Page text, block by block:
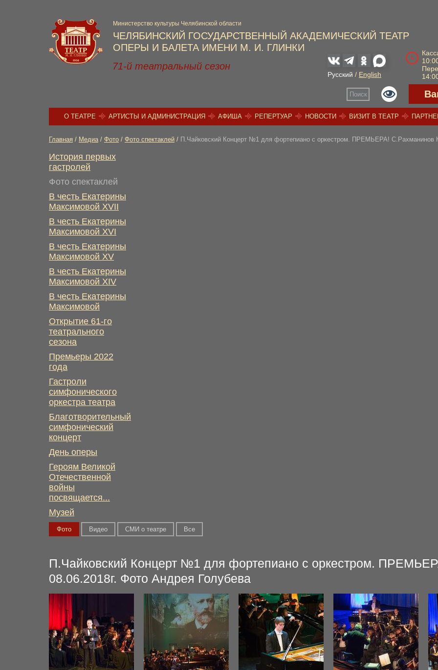
ЧЕЛЯБИНСКИЙ ГОСУДАРСТВЕННЫЙ АКАДЕМИЧЕСКИЙ ТЕАТР
ОПЕРЫ И БАЛЕТА ИМЕНИ М. И. ГЛИНКИ
Министерство культуры Челябинской области
Русский / English
71-й театральный сезон
Поиск
О ТЕАТРЕ АРТИСТЫ И АДМИНИСТРАЦИЯ АФИША РЕПЕРТУАР НОВОСТИ ВИЗИТ В ТЕАТР
Главная / Медиа/ Фото / Фото спектаклей / П.Чайковский Концерт №1 для фортепиано с оркестром. ПРЕМЬЕРА! С.Рахманинов
История первых
гастролей
Фото спектаклей
В честь Екатерины
Максимовой XVII
В честь Екатерины
Максимовой XVI
В честь Екатерины
Максимовой XV
В честь Екатерины
Максимовой XIV
В честь Екатерины
Максимовой
Открытие 61-го
театрального
сезона
Премьеры 2022
года
Гастроли
симфонического
оркестра театра
Благотворительный
симфонический
концерт
День оперы
Героям Великой
Отечественной
войны
посвящается...
Музей
Фото Видео СМИ о театре Вce
П.Чайковский Концерт №1 для фортепиано с оркестром.
08.06.2018г. Фото Андрея Голубева